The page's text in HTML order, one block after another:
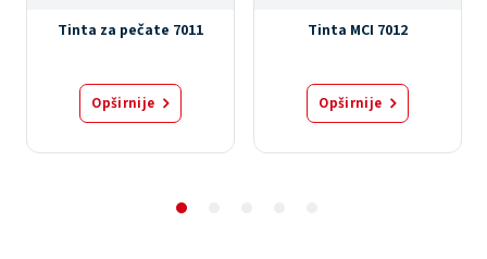
Tinta za pečate 7011
Opširnije
Tinta MCI 7012
Opširnije